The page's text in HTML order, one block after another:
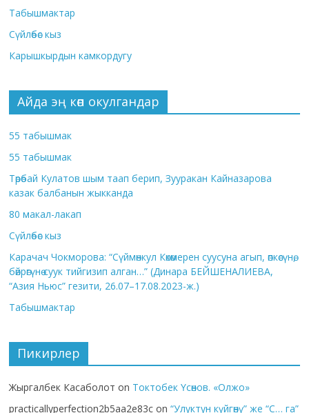
Табышмактар
Сүйлөбөс кыз
Карышкырдын камкордугу
Айда эң көп окулгандар
55 табышмак
55 табышмак
Төрөбай Кулатов шым таап берип, Зууракан Кайназарова
казак балбанын жыкканда
80 макал-лакап
Сүйлөбөс кыз
Карачач Чокморова: “Сүймөнкул Көкөмерен суусуна агып, өпкөсүнө,
бөйрөгүнө суук тийгизип алган…” (Динара БЕЙШЕНАЛИЕВА,
“Азия Ньюс” гезити, 26.07–17.08.2023-ж.)
Табышмактар
Пикирлер
Жыргалбек Касаболот on Токтобек Үсөнов. «Олжо»
practicallyperfection2b5aa2e83c on“Улуктун күйгөнү” же “С… га”